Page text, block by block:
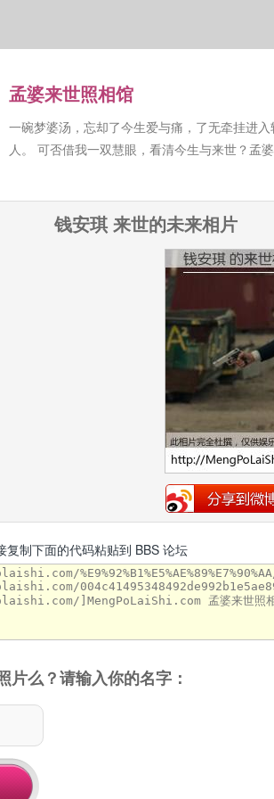
孟婆来世照相馆
一碗梦婆汤，忘却了今生爱与痛，了无牵挂进
人。 可否借我一双慧眼，看清今生与来世？孟
钱安琪 来世的未来相片
复制下面的代码粘贴到 BBS 论坛
片么？请输入你的名字：